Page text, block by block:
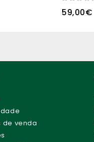
59,00€
de venda